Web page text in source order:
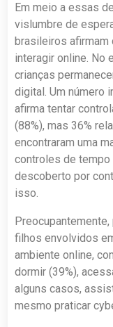
Em meio a essas
vislumbre de
brasileiros afirmam
interagir online. No
crianças
digital. Um número
afirma tentar
(88%), mas 36%
encontraram uma
controles de tempo
descoberto por
isso.
filhos envolvidos
ambiente online,
dormir (39%),
alguns casos,
mesmo praticar